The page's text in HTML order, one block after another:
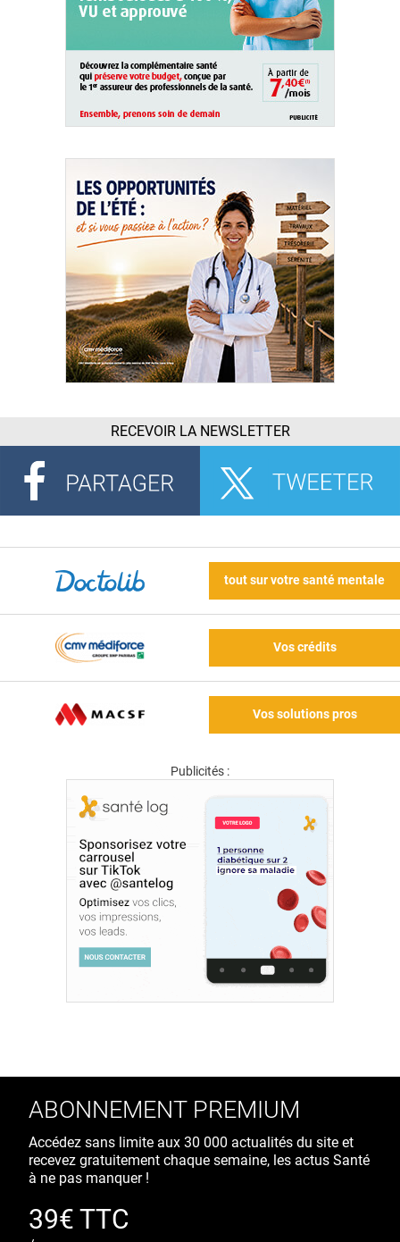
RECEVOIR LA NEWSLETTER
tout sur votre santé mentale
Vos crédits
Vos solutions pros
Publicités :
ABONNEMENT PREMIUM
Accédez sans limite aux 30 000 actualités du site et
recevez gratuitement chaque semaine, les actus Santé
à ne pas manquer !
39€ TTC